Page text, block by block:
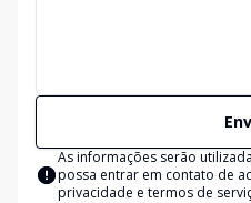
As informações serão
possa entrar em contato de
privacidade e termos de